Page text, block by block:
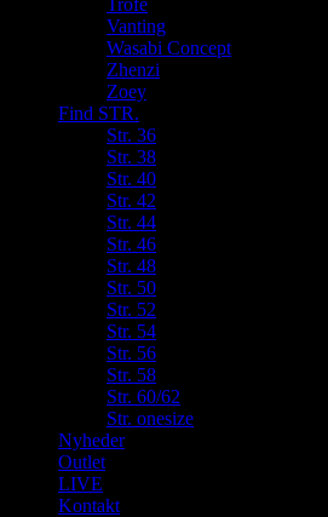
Trofé
Vanting
Wasabi Concept
Zhenzi
Zoey
Find STR.
Str. 36
Str. 38
Str. 40
Str. 42
Str. 44
Str. 46
Str. 48
Str. 50
Str. 52
Str. 54
Str. 56
Str. 58
Str. 60/62
Str. onesize
Nyheder
Outlet
LIVE
Kontakt